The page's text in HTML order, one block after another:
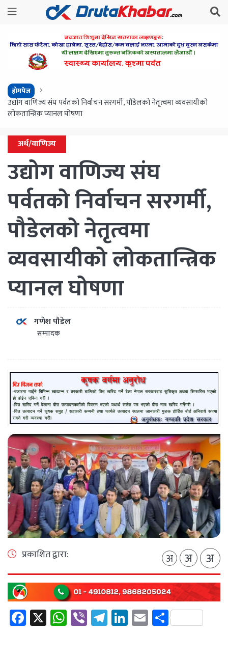
होमपेज
उद्योग वाणिज्य संघ पर्वतको निर्वाचन सरगर्मी, पौडेलको नेतृत्वमा व्यवसायीको
लोकतान्त्रिक प्यानल घोषणा
अर्थ/वाणिज्य
उद्योग वाणिज्य संघ
पर्वतको निर्वाचन सरगर्मी,
पौडेलको नेतृत्वमा
व्यवसायीको लोकतान्त्रिक
प्यानल घोषणा
गणेश पौडेल
सम्पादक
प्रकाशित द्वारा: अ अ अ
Facebook
X WhatsApp
ViberTelegram
LinkedIn
EmailShare